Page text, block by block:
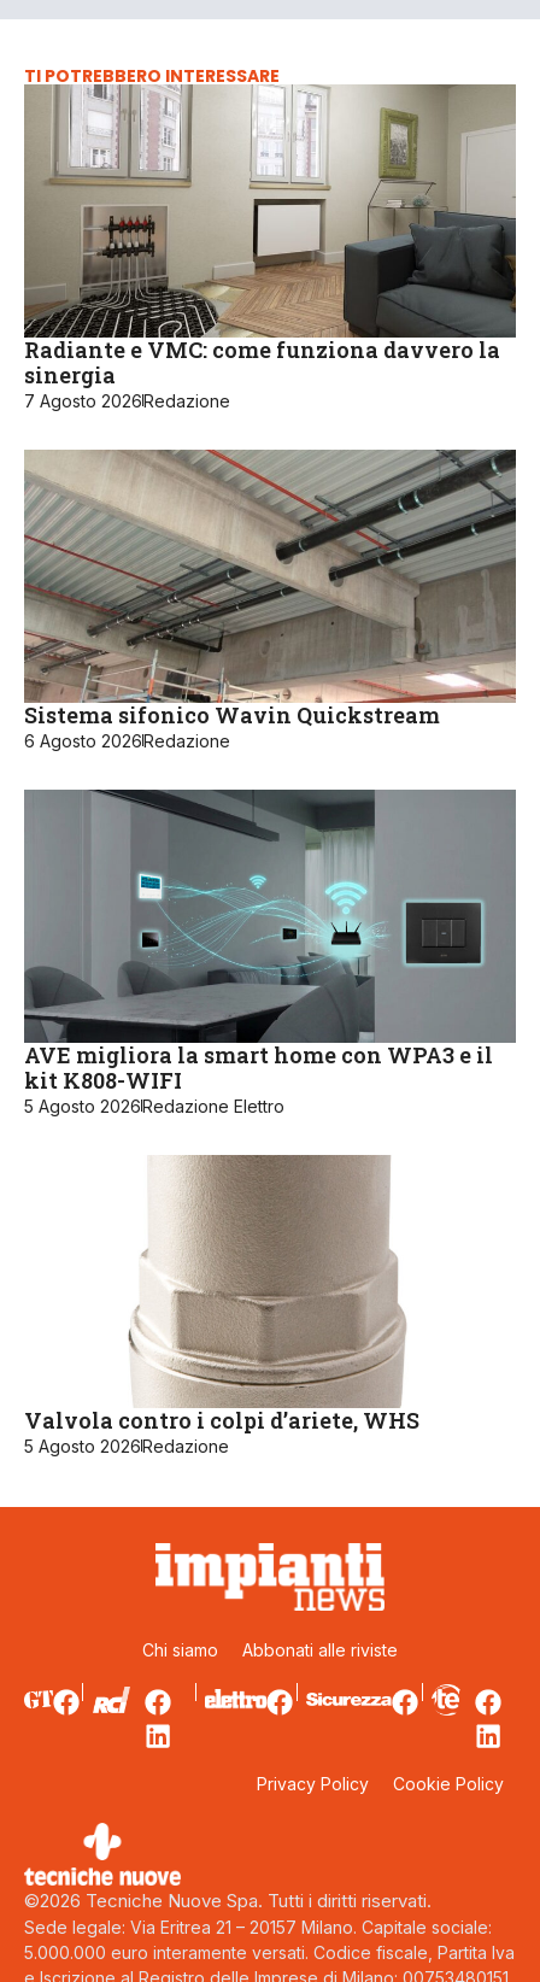
TI POTREBBERO INTERESSARE
Radiante e VMC: come funziona davvero la
sinergia
7 Agosto 2026Redazione
Sistema sifonico Wavin Quickstream
6 Agosto 2026Redazione
AVE migliora la smart home con WPA3 e il
kit K808-WIFI
5 Agosto 2026Redazione Elettro
Valvola contro i colpi d’ariete, WHS
5 Agosto 2026Redazione
Chi siamo Abbonati alle riviste
Privacy Policy Cookie Policy
©2026 Tecniche Nuove Spa. Tutti i diritti riservati.
Sede legale: Via Eritrea 21 – 20157 Milano. Capitale sociale:
5.000.000 euro interamente versati. Codice fiscale, Partita Iva
e Iscrizione al Registro delle Imprese di Milano: 00753480151